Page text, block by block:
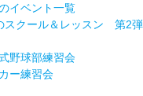
イベント一覧
スクール＆レッスン 第2弾
野球部練習会
ー練習会